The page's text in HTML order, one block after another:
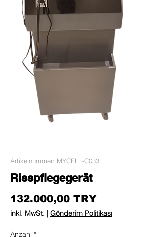
Artikelnummer: MYCELL-C033
Risspflegegerät
132.000,00 TRYPreis
inkl. MwSt. | Gönderim Politikası
Anzahl *